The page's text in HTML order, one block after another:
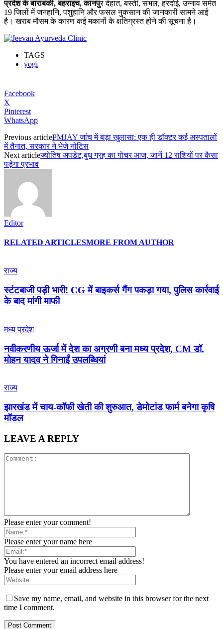
प्रदेश के बाराबंकी, बहराइच, कानपुर देहात, बस्ती, संभल, हरदोई, उन्नाव समेत
19 जिलों में जनहानि, पशुहानि और फसल नुकसान की जानकारी सामने आई
है। खराब मौसम के कारण कई मकानों के क्षतिग्रस्त होने की सूचना है।
TAGS
yogi
Facebook
X
Pinterest
WhatsApp
Previous articlePMJAY जांच में बड़ा खुलासा: एक ही डॉक्टर कई अस्पतालों
में तैनात, सरकार ने भेजे नोटिस
Next articleज्योतिष अपडेट,बुध ग्रह का गोचर आज, जानें 12 राशियों पर कैसा
पड़ेगा प्रभाव
Editor
RELATED ARTICLESMORE FROM AUTHOR
राज्य
स्टंटबाजी पड़ी भारी! CG में बाइकर्स गैंग पकड़ा गया, पुलिस कार्रवाई
के बाद मांगी माफी
मध्य प्रदेश
नवीकरणीय ऊर्जा में देश का अग्रणी बना मध्य प्रदेश, CM डॉ.
मोहन यादव ने गिनाईं उपलब्धियां
राज्य
झारखंड में चाय-कॉफी खेती की शुरुआत, डेमोटांड फार्म बनेगा कृषि
मॉडल
LEAVE A REPLY
Please enter your comment!
Please enter your name here
You have entered an incorrect email address!
Please enter your email address here
Save my name, email, and website in this browser for the next
time I comment.